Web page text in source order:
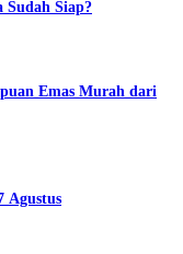
Sudah Siap?
Emas Murah dari
Agustus